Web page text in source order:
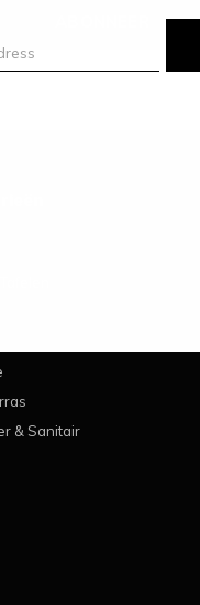
& Sanitair